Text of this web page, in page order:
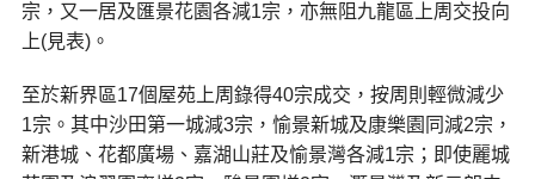
宗，又一居及匯景花園各減1宗，亦無阻九龍區上周交投向
上(見表)。
至於新界區17個屋苑上周錄得40宗成交，按周則輕微減少
1宗。其中沙田第一城減3宗，愉景新城及康樂園同減2宗，
新港城、花都廣場、嘉湖山莊及愉景灣各減1宗；即使麗城